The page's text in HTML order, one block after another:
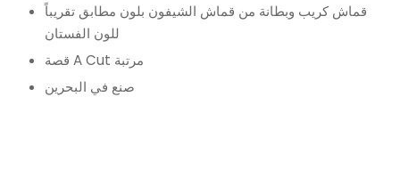
قماش كريب وبطانة من قماش الشيفون بلون مطابق تقريباً
للون الفستان
قصة A Cut مرتبة
صنع في البحرين